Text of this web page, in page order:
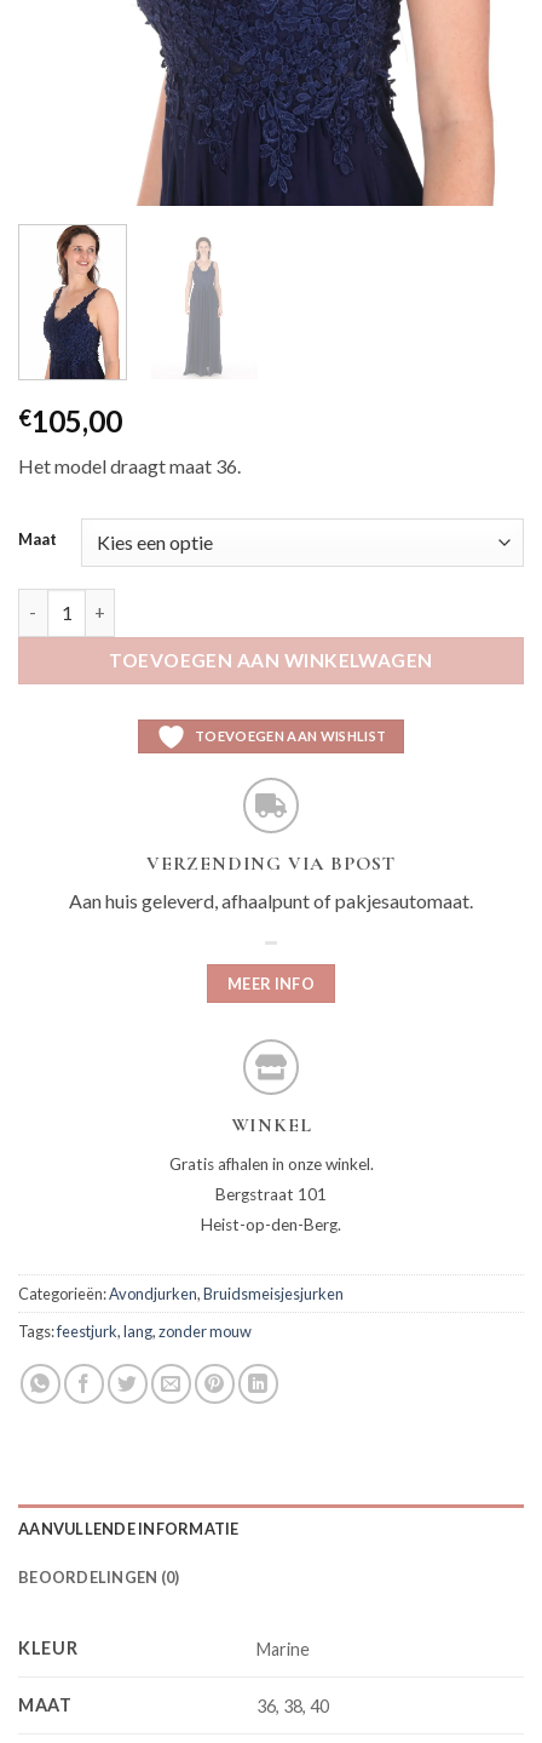
€105,00
Het model draagt maat 36.
Maat
TOEVOEGEN AAN WINKELWAGEN
TOEVOEGEN AAN WISHLIST
VERZENDING VIA BPOST
Aan huis geleverd, afhaalpunt of pakjesautomaat.
MEER INFO
WINKEL
Gratis afhalen in onze winkel.
Bergstraat 101
Heist-op-den-Berg.
Categorieën:Avondjurken,Bruidsmeisjesjurken
Tags:feestjurk,lang,zonder mouw
AANVULLENDE INFORMATIE
BEOORDELINGEN (0)
KLEUR Marine
MAAT 36, 38, 40